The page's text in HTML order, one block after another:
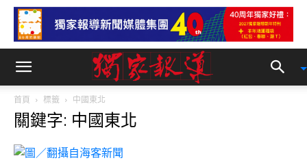
首頁 標籤 中國東北
關鍵字: 中國東北